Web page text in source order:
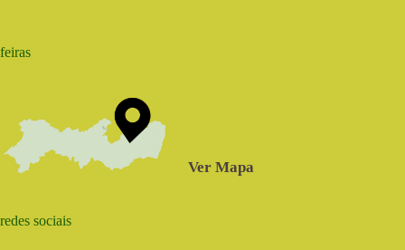
feiras
Ver Mapa
redes sociais